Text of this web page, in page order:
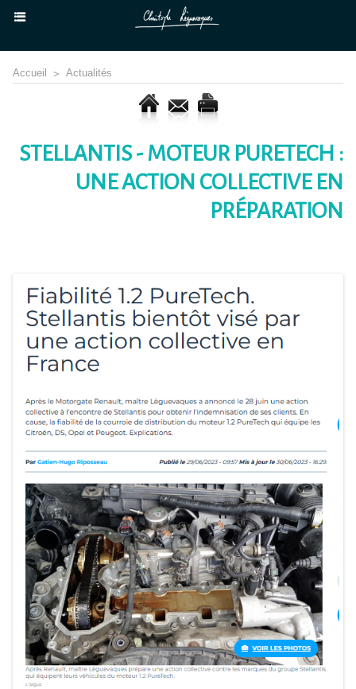
Accueil > Actualités
STELLANTIS - MOTEUR PURETECH :
UNE ACTION COLLECTIVE EN
PRÉPARATION